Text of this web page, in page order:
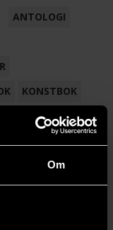
Om
ANTOLOGI
KONSTBOK
NOVELL
TECKNAD SERIE